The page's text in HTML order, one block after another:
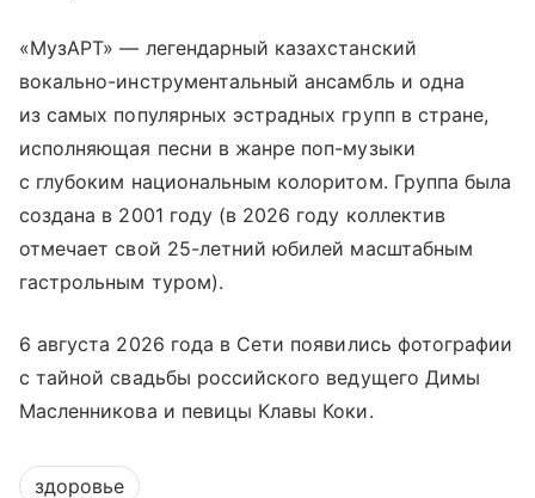
«МузАРТ» — легендарный казахстанский
вокально-инструментальный ансамбль и одна
из самых популярных эстрадных групп в стране,
исполняющая песни в жанре поп-музыки
с глубоким национальным колоритом. Группа была
создана в 2001 году (в 2026 году коллектив
отмечает свой 25-летний юбилей масштабным
гастрольным туром).
6 августа 2026 года в Сети появились фотографии
с тайной свадьбы российского ведущего Димы
Масленникова и певицы Клавы Коки.
здоровье